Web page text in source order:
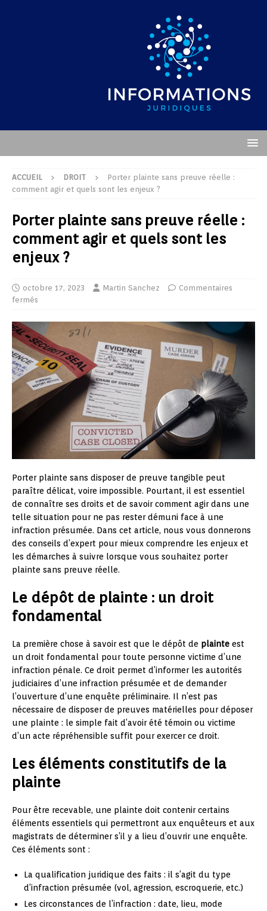
ACCUEIL DROIT
Porter plainte sans preuve réelle :
comment agir et quels sont les enjeux ?
Porter plainte sans preuve réelle :
comment agir et quels sont les
enjeux ?
octobre 17, 2023 Martin Sanchez
Commentaires
fermés
Porter plainte sans disposer de preuve tangible peut
paraître délicat, voire impossible. Pourtant, il est essentiel
de connaître ses droits et de savoir comment agir dans une
telle situation pour ne pas rester démuni face à une
infraction présumée. Dans cet article, nous vous donnerons
des conseils d’expert pour mieux comprendre les enjeux et
les démarches à suivre lorsque vous souhaitez porter
plainte sans preuve réelle.
Le dépôt de plainte : un droit
fondamental
La première chose à savoir est que le dépôt de plainte est
un droit fondamental pour toute personne victime d’une
infraction pénale. Ce droit permet d’informer les autorités
judiciaires d’une infraction présumée et de demander
l’ouverture d’une enquête préliminaire. Il n’est pas
nécessaire de disposer de preuves matérielles pour déposer
une plainte : le simple fait d’avoir été témoin ou victime
d’un acte répréhensible suffit pour exercer ce droit.
Les éléments constitutifs de la
plainte
Pour être recevable, une plainte doit contenir certains
éléments essentiels qui permettront aux enquêteurs et aux
magistrats de déterminer s’il y a lieu d’ouvrir une enquête.
Ces éléments sont :
La qualification juridique des faits : il s’agit du type
d’infraction présumée (vol, agression, escroquerie, etc.)
Les circonstances de l’infraction : date, lieu, mode